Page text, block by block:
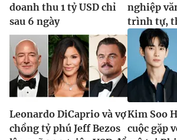
doanh thu 1 tỷ USD chỉ
sau 6 ngày
nghiệp
trình tự,
Leonardo DiCaprio và vợ
chồng tỷ phú Jeff Bezos
Kim Soo
cuộc gặp